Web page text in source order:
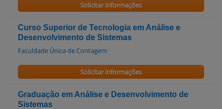
Solicitar informações
Curso Superior de Tecnologia em Análise e
Desenvolvimento de Sistemas
Faculdade Única de Contagem
Solicitar informações
Graduação em Análise e Desenvolvimento de
Sistemas